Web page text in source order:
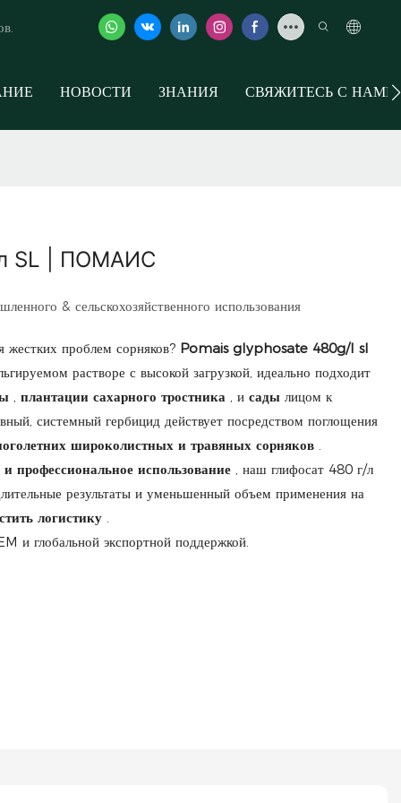
НОВОСТИ ЗНАНИЯ СВЯЖИТЕСЬ С НАМИ
л SL | ПОМАИС
& сельскохозяйственного использования
проблем сорняков? Pomais glyphosate 480g/l sl
растворе с высокой загрузкой, идеально подходит
плантации сахарного тростника , и сады лицом к
системный гербицид действует посредством поглощения
широколистных и травяных сорняков
профессиональное использование
, наш глифосат 480 г/л
результаты и уменьшенный объем применения на
логистику
и глобальной экспортной поддержкой.